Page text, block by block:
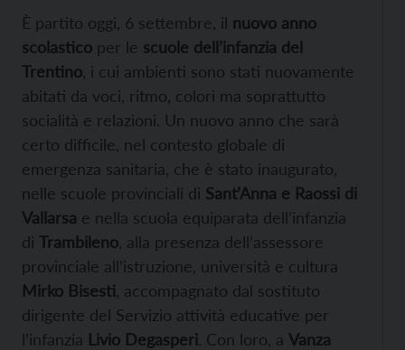
È partito oggi, 6 settembre, il nuovo anno
scolastico per le scuole dell’infanzia del
Trentino , i cui ambienti sono stati nuovamente
abitati da voci, ritmo, colori ma soprattutto
socialità e relazioni. Un nuovo anno che sarà
certo difficile, nel contesto globale di
emergenza sanitaria, che è stato inaugurato,
nelle scuole provinciali di Sant’Anna e Raossi di
Vallarsa e nella scuola equiparata dell’infanzia
di Trambileno , alla presenza dell’assessore
provinciale all’istruzione, università e cultura
Mirko Bisesti , accompagnato dal sostituto
dirigente del Servizio attività educative per
l’infanzia Livio Degasperi. Con loro, a Vanza